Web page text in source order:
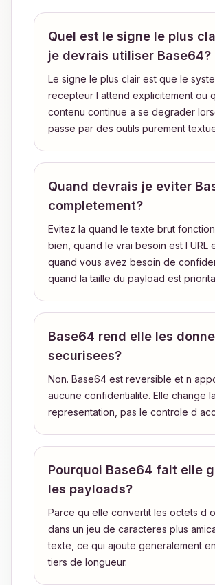
Quel est le signe le plus
je devrais utiliser Base64?
Le signe le plus clair est que le
recepteur l attend explicitement ou
contenu continue a se degrader
passe par des outils purement
Quand devrais je eviter
completement?
Evitez la quand le texte brut
bien, quand le vrai besoin est l URL
quand vous avez besoin de
quand la taille du payload est
Base64 rend elle les
securisees?
Non. Base64 est reversible et n
aucune confidentialite. Elle change la
representation, pas le controle d
Pourquoi Base64 fait elle
les payloads?
Parce qu elle convertit les octets d
dans un jeu de caracteres plus
texte, ce qui ajoute generalement
tiers de longueur.